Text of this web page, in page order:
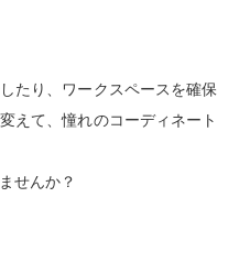
たり、ワークスペースを確保
えて、憧れのコーディネート
せんか？